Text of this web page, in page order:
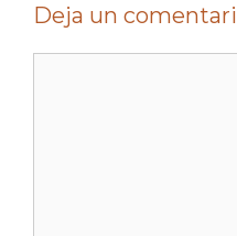
Deja un